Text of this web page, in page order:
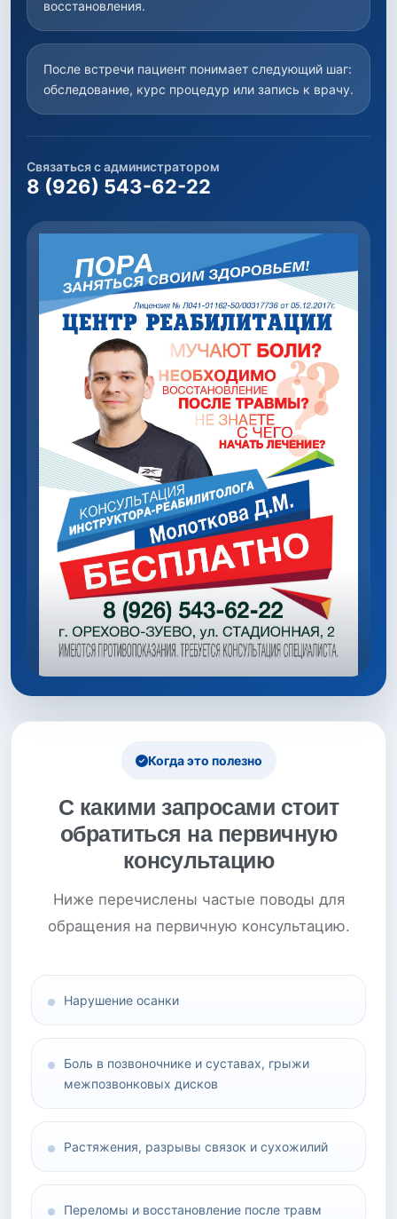
восстановления.
После встречи пациент понимает следующий шаг:
обследование, курс процедур или запись к врачу.
Связаться с администратором
8 (926) 543-62-22
Когда это полезно
С какими запросами стоит
обратиться на первичную
консультацию
Ниже перечислены частые поводы для
обращения на первичную консультацию.
Нарушение осанки
Боль в позвоночнике и суставах, грыжи
межпозвонковых дисков
Растяжения, разрывы связок и сухожилий
Переломы и восстановление после травм